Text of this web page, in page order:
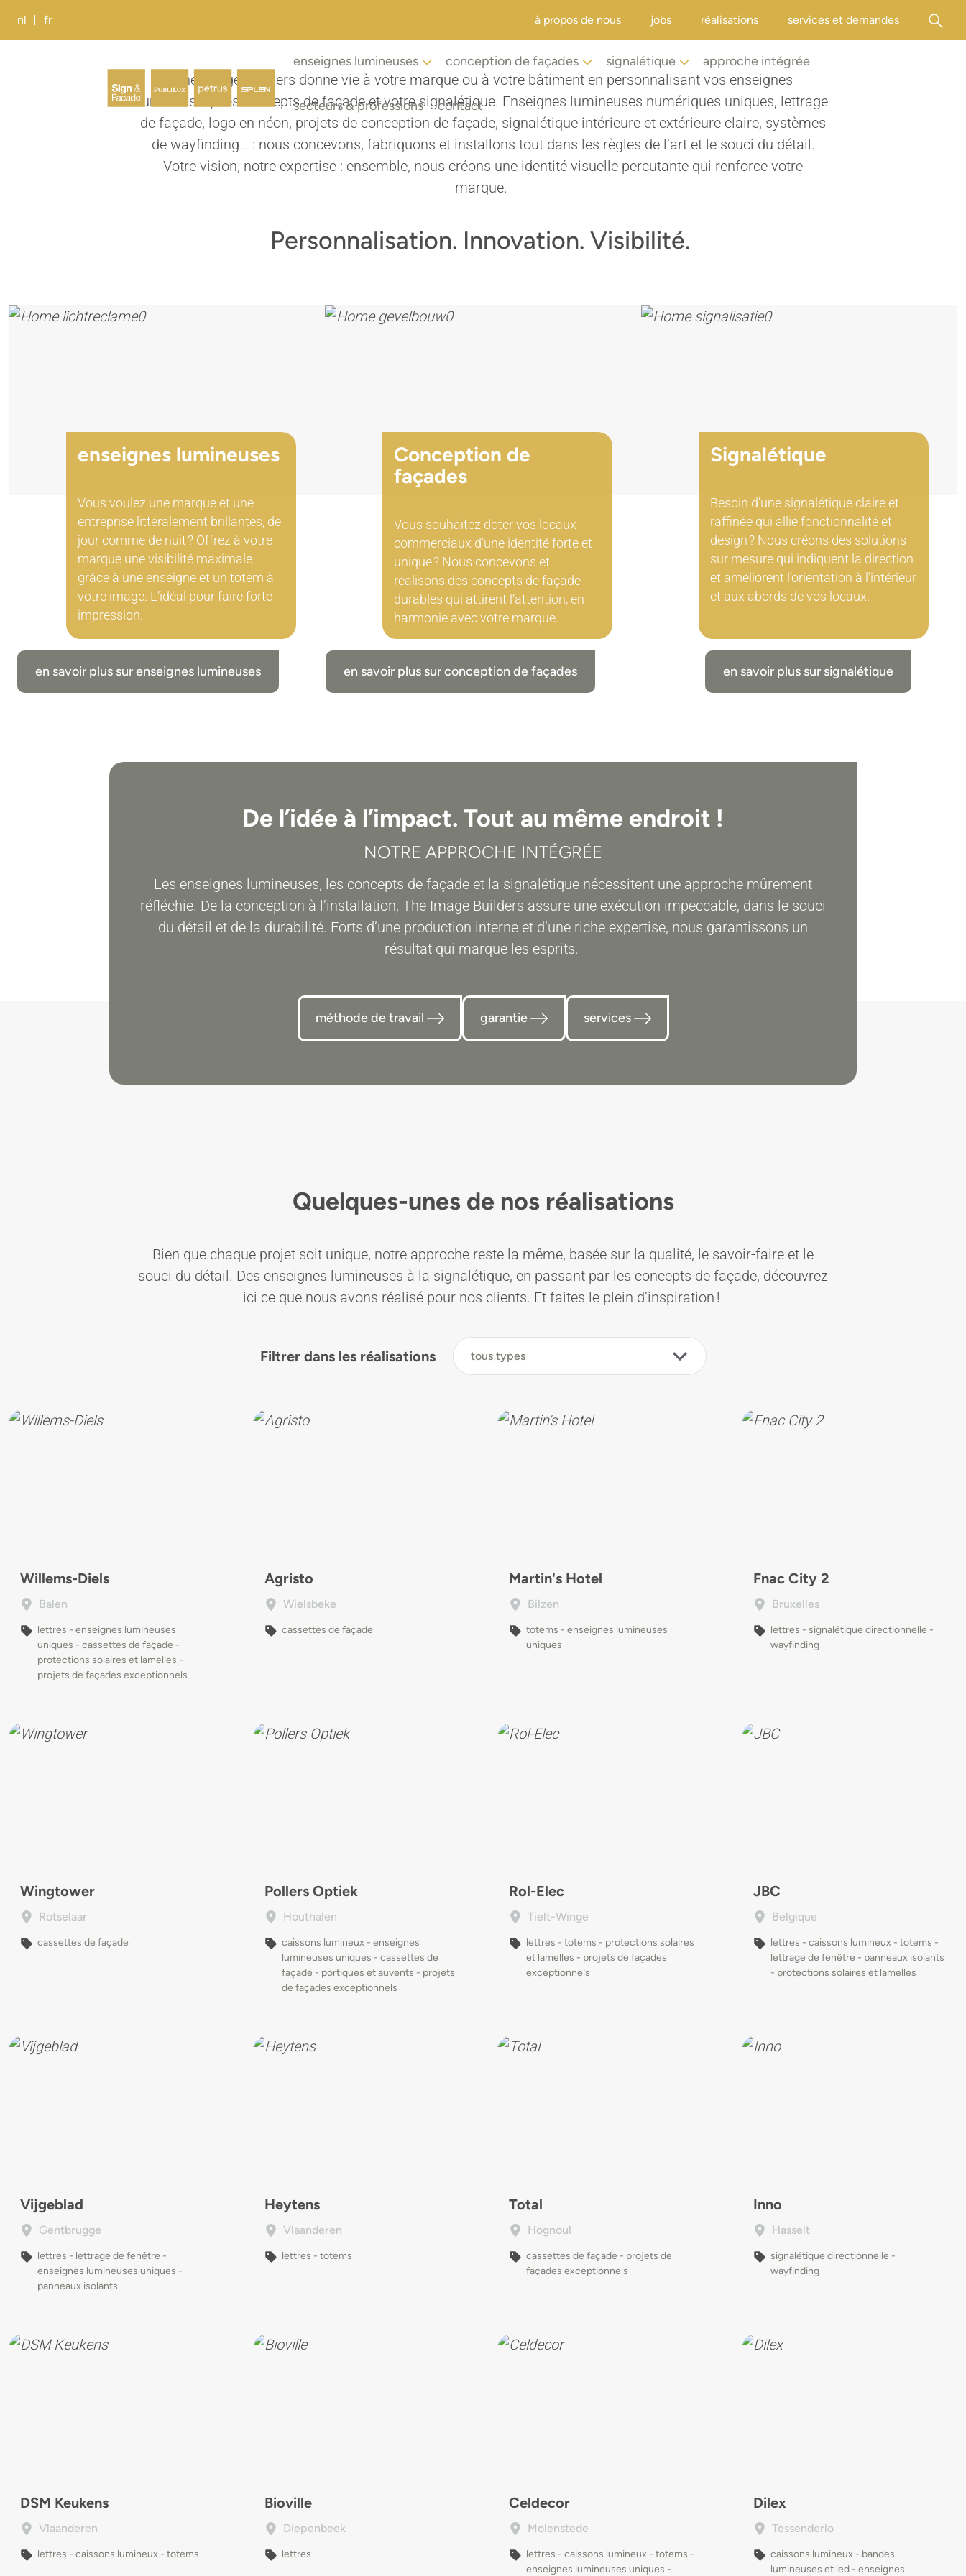
enseignes lumineuses conception de façades signalétique approche intégrée
secteurs & professions contact
nl fr à propos de nous jobs réalisations services et demandes
The Image Builders donne vie à votre marque ou à votre bâtiment en personnalisant vos enseignes
lumineuses, vos concepts de façade et votre signalétique. Enseignes lumineuses numériques uniques, lettrage
de façade, logo en néon, projets de conception de façade, signalétique intérieure et extérieure claire, systèmes
de wayfinding… : nous concevons, fabriquons et installons tout dans les règles de l’art et le souci du détail.
Votre vision, notre expertise : ensemble, nous créons une identité visuelle percutante qui renforce votre
marque.
Personnalisation. Innovation. Visibilité.
enseignes lumineuses
Vous voulez une marque et une
entreprise littéralement brillantes, de
jour comme de nuit ? Offrez à votre
marque une visibilité maximale
grâce à une enseigne et un totem à
votre image. L’idéal pour faire forte
impression.
en savoir plus sur enseignes lumineuses
Conception de
façades
Vous souhaitez doter vos locaux
commerciaux d’une identité forte et
unique ? Nous concevons et
réalisons des concepts de façade
durables qui attirent l’attention, en
harmonie avec votre marque.
en savoir plus sur conception de façades
Signalétique
Besoin d’une signalétique claire et
raffinée qui allie fonctionnalité et
design ? Nous créons des solutions
sur mesure qui indiquent la direction
et améliorent l’orientation à l’intérieur
et aux abords de vos locaux.
en savoir plus sur signalétique
De l’idée à l’impact. Tout au même endroit !
NOTRE APPROCHE INTÉGRÉE
Les enseignes lumineuses, les concepts de façade et la signalétique nécessitent une approche mûrement
réfléchie. De la conception à l’installation, The Image Builders assure une exécution impeccable, dans le souci
du détail et de la durabilité. Forts d’une production interne et d’une riche expertise, nous garantissons un
résultat qui marque les esprits.
méthode de travail garantie services
Quelques-unes de nos réalisations
Bien que chaque projet soit unique, notre approche reste la même, basée sur la qualité, le savoir-faire et le
souci du détail. Des enseignes lumineuses à la signalétique, en passant par les concepts de façade, découvrez
ici ce que nous avons réalisé pour nos clients. Et faites le plein d’inspiration !
Filtrer dans les réalisations
Willems-Diels
Balen
lettres - enseignes lumineuses
uniques - cassettes de façade -
protections solaires et lamelles -
projets de façades exceptionnels
Agristo
Wielsbeke
cassettes de façade
Martin's Hotel
Bilzen
totems - enseignes lumineuses
uniques
Fnac City 2
Bruxelles
lettres - signalétique directionnelle -
wayfinding
Wingtower
Rotselaar
cassettes de façade
Pollers Optiek
Houthalen
caissons lumineux - enseignes
lumineuses uniques - cassettes de
façade - portiques et auvents - projets
de façades exceptionnels
Rol-Elec
Tielt-Winge
lettres - totems - protections solaires
et lamelles - projets de façades
exceptionnels
JBC
Belgique
lettres - caissons lumineux - totems -
lettrage de fenêtre - panneaux isolants
- protections solaires et lamelles
Vijgeblad
Gentbrugge
lettres - lettrage de fenêtre -
enseignes lumineuses uniques -
panneaux isolants
Heytens
Vlaanderen
lettres - totems
Total
Hognoul
cassettes de façade - projets de
façades exceptionnels
Inno
Hasselt
signalétique directionnelle -
wayfinding
DSM Keukens
Vlaanderen
lettres - caissons lumineux - totems
Bioville
Diepenbeek
lettres
Celdecor
Molenstede
lettres - caissons lumineux - totems -
enseignes lumineuses uniques -
Dilex
Tessenderlo
caissons lumineux - bandes
lumineuses et led - enseignes